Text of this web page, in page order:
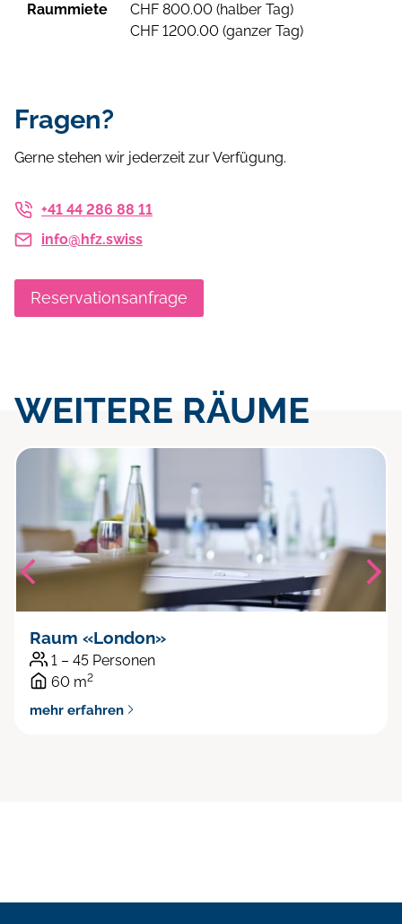
Raummiete
CHF 800.00 (halber Tag)
CHF 1200.00 (ganzer Tag)
Fragen?
Gerne stehen wir jederzeit zur Verfügung.
+41 44 286 88 11
info@hfz.swiss
Reservationsanfrage
WEITERE RÄUME
Raum «London»
1 – 45 Personen
60 m2
mehr erfahren